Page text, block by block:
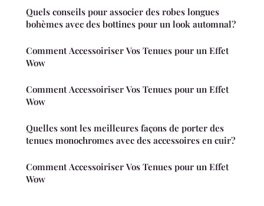
Quels conseils pour associer des robes longues
bohèmes avec des bottines pour un look automnal?
Comment Accessoiriser Vos Tenues pour un Effet
Wow
Comment Accessoiriser Vos Tenues pour un Effet
Wow
Quelles sont les meilleures façons de porter des
tenues monochromes avec des accessoires en cuir?
Comment Accessoiriser Vos Tenues pour un Effet
Wow